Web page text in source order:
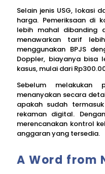
Selain jenis USG, lokasi
harga. Pemeriksaan di
lebih mahal dibanding
menawarkan tarif
menggunakan BPJS
Doppler, biayanya bisa
kasus, mulai dari
Sebelum melakukan
menanyakan secara
apakah sudah
rekaman digital.
merencanakan kontrol
anggaran yang tersedia.
A Word from